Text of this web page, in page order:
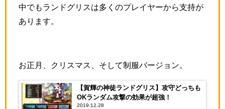
中でもランドグリスは多くのプレイヤーから支持が
あります。
お正月、クリスマス、そして制服バージョン。
【賀輝の神徒ランドグリス】攻守どっちも
OKランダム攻撃の効果が超強！
2019.12.28